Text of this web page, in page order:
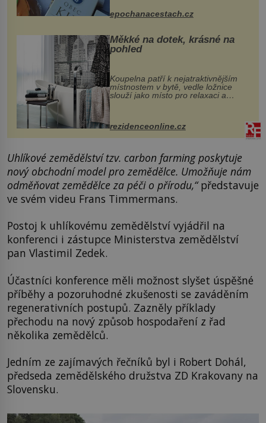
epochanacestach.cz
Měkké na dotek, krásné na
pohled
Koupelna patří k nejatraktivnějším
místnostem v bytě, vedle ložnice
slouží jako místo pro relaxaci a
odpočinek. Koupelnový textil –
ručníky, osušky a koberečky –
mohou jako mávnutím kouzelného
proutku...
rezidenceonline.cz
Uhlíkové zemědělství tzv. carbon farming poskytuje
nový obchodní model pro zemědělce. Umožňuje nám
odměňovat zemědělce za péči o přírodu,“představuje
ve svém videu Frans Timmermans.
Postoj k uhlíkovému zemědělství vyjádřil na
konferenci i zástupce Ministerstva zemědělství
pan Vlastimil Zedek.
Účastníci konference měli možnost slyšet úspěšné
příběhy a pozoruhodné zkušenosti se zaváděním
regenerativních postupů. Zazněly příklady
přechodu na nový způsob hospodaření z řad
několika zemědělců.
Jedním ze zajímavých řečníků byl i Robert Dohál,
předseda zemědělského družstva ZD Krakovany na
Slovensku.